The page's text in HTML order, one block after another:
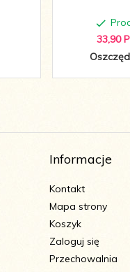
33,90
Informacje
Kontakt
Mapa strony
Koszyk
Zaloguj się
Przechowalnia